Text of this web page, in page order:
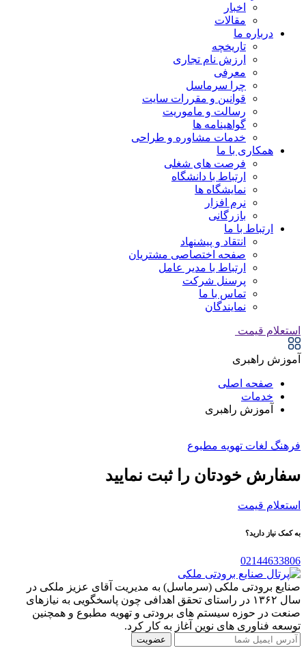
اخبار
مقالات
درباره ما
تاریخچه
ارزش نام تجاری
معرفی
چرا سرماسل
قوانین و مقررات سایت
رسالت و ماموریت
گواهینامه ها
خدمات مشاوره و طراحی
همکاری با ما
فرصت های شغلی
ارتباط با دانشگاه
نمایشگاه ها
نرم افزار
بازرگانی
ارتباط با ما
انتقاد و پیشنهاد
صفحه اختصاصی مشتریان
ارتباط با مدیر عامل
پرسنل شرکت
تماس با ما
نمایندگان
استعلام قیمت
آموزش راهبری
صفحه اصلی
خدمات
آموزش راهبری
فرهنگ لغات تهویه مطبوع
سفارش خودتان را ثبت نمایید
استعلام قیمت
به کمک نیاز دارید؟
02144633806
صنایع برودتی ملکی (سرماسل) به مدیریت آقای عزیز ملکی در
سال ۱۳۶۲ در راستای تحقق اهدافی چون پاسخگویی به نیازهای
صنعت در حوزه سیستم های برودتی و تهویه مطبوع و همچنین
توسعه فناوری های نوین آغاز به کار کرد.